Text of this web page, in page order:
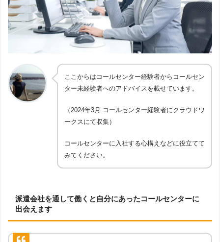
ここからはコールセンター経験者からコールセン
ター未経験者へのアドバイスを載せています。
（2024年3月 コールセンター経験者にクラウドワ
ークスにて収集）
コールセンターに入社する心構えなどに役立てて
みてください。
派遣会社を通して働くと自分にあったコールセンターに
出会えます